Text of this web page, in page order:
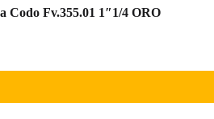
Codo Fv.355.01 1″1/4 ORO